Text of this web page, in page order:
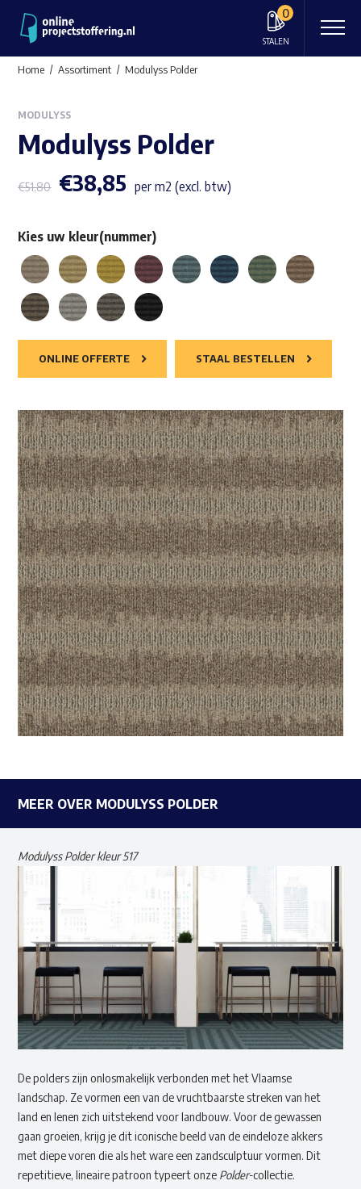
0
STALEN
Home Assortiment Modulyss Polder
MODULYSS
Modulyss Polder
€51,80 €38,85 per m2 (excl. btw)
Kies uw kleur(nummer)
ONLINE OFFERTE STAAL BESTELLEN
MEER OVER MODULYSS POLDER
Modulyss Polder kleur 517
De polders zijn onlosmakelijk verbonden met het Vlaamse
landschap. Ze vormen een van de vruchtbaarste streken van het
land en lenen zich uitstekend voor landbouw. Voor de gewassen
gaan groeien, krijg je dit iconische beeld van de eindeloze akkers
met diepe voren die als het ware een zandsculptuur vormen. Dit
repetitieve, lineaire patroon typeert onze Polder-collectie.